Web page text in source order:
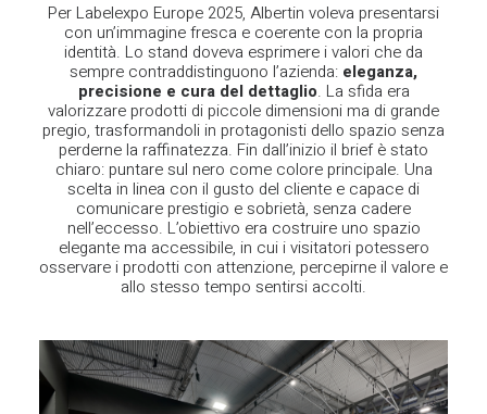
Per Labelexpo Europe 2025, Albertin voleva presentarsi
con un’immagine fresca e coerente con la propria
identità. Lo stand doveva esprimere i valori che da
sempre contraddistinguono l’azienda: eleganza,
precisione e cura del dettaglio. La sfida era
valorizzare prodotti di piccole dimensioni ma di grande
pregio, trasformandoli in protagonisti dello spazio senza
perderne la raffinatezza. Fin dall’inizio il brief è stato
chiaro: puntare sul nero come colore principale. Una
scelta in linea con il gusto del cliente e capace di
comunicare prestigio e sobrietà, senza cadere
nell’eccesso. L’obiettivo era costruire uno spazio
elegante ma accessibile, in cui i visitatori potessero
osservare i prodotti con attenzione, percepirne il valore e
allo stesso tempo sentirsi accolti.